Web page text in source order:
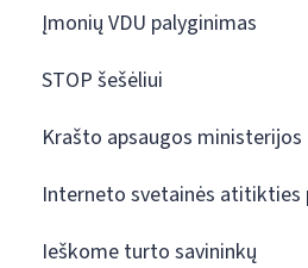
Įmonių VDU palyginimas
STOP šešėliui
Krašto apsaugos
Interneto svetainės atitikties
Ieškome turto savininkų